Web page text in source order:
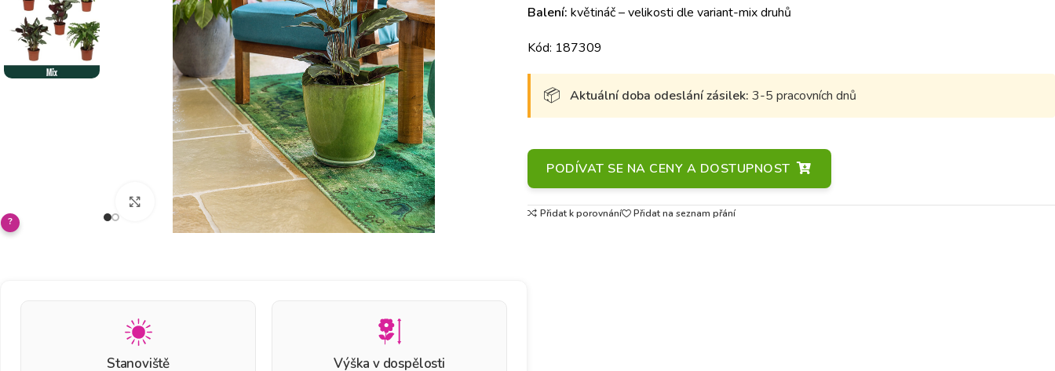
Klikněte pro zvětšení
?
Balení: květináč – velikosti dle variant-mix druhů
Kód: 187309
Aktuální doba odeslání zásilek: 3-5 pracovních dnů
PODÍVAT SE NA CENY A DOSTUPNOST
Přidat k porovnání Přidat na seznam přání
Stanoviště Výška v dospělosti